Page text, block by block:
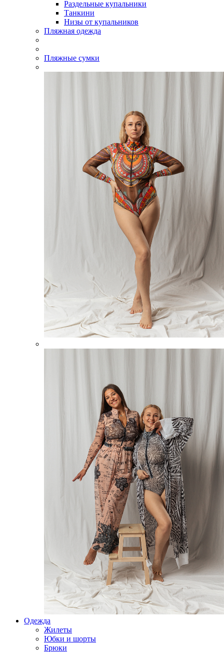
Раздельные купальники
Танкини
Низы от купальников
Пляжная одежда
Пляжные сумки
Одежда
Жилеты
Юбки и шорты
Брюки